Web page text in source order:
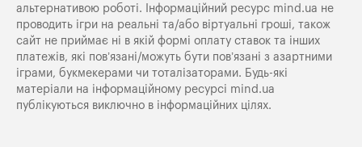
альтернативою роботі. Інформаційний ресурс mind.ua не
проводить ігри на реальні та/або віртуальні гроші, також
сайт не приймає ні в якій формі оплату ставок та інших
платежів, які пов’язані/можуть бути пов’язані з азартними
іграми, букмекерами чи тоталізаторами. Будь-які
матеріали на інформаційному ресурсі mind.ua
публікуються виключно в інформаційних цілях.